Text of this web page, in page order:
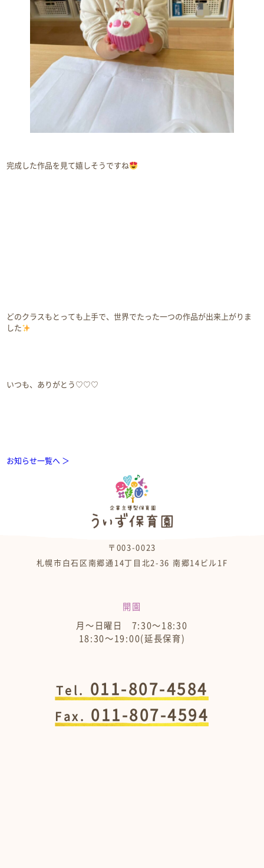
完成した作品を見て嬉しそうですね
どのクラスもとっても上手で、世界でたった一つの作品が出来上がりま
した
いつも、ありがとう♡♡♡
お知らせ一覧へ ＞
〒003-0023
札幌市白石区南郷通14丁目北2-36 南郷14ビル1F
開園
月～日曜日 7:30～18:30
18:30～19:00(延長保育)
Tel. 011-807-4584
Fax. 011-807-4594